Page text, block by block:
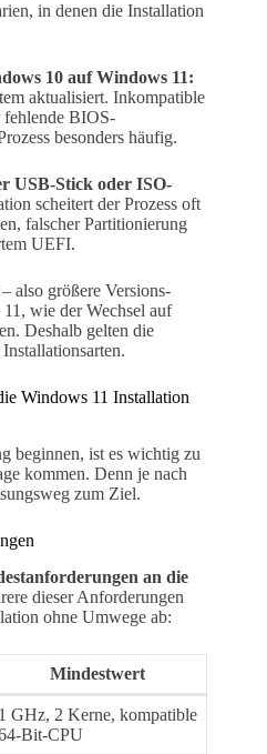
in denen die Installation
10 auf Windows 11:
aktualisiert. Inkompatible
fehlende BIOS-
besonders häufig.
USB-Stick oder ISO-
scheitert der Prozess oft
falscher Partitionierung
UEFI.
also größere Versions-
wie der Wechsel auf
Deshalb gelten die
Windows 11 Installation
beginnen, ist es wichtig zu
kommen. Denn je nach
zum Ziel.
an die
dieser Anforderungen
ohne Umwege ab:
Mindestwert
1 GHz, 2 Kerne, kompatible
Bit-CPU